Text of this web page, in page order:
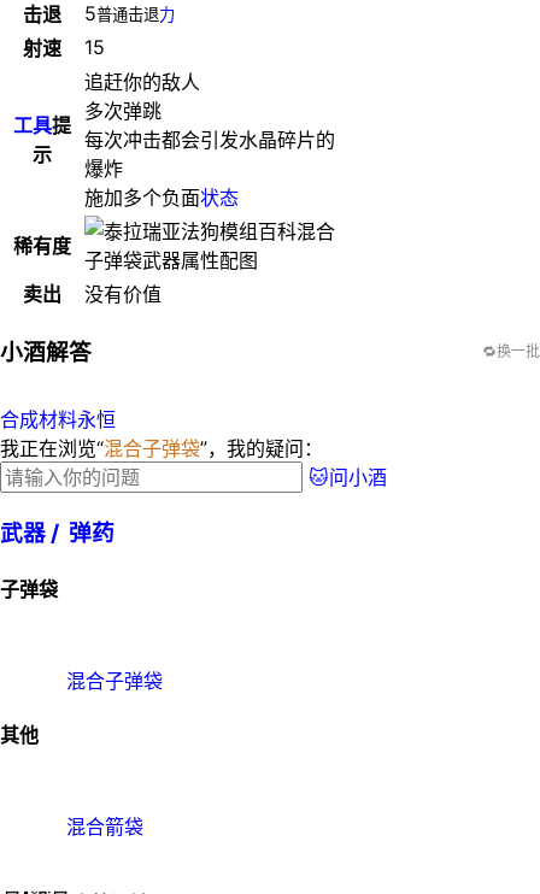
击退 5普通击退力
射速 15
工具提
示
追赶你的敌人
多次弹跳
每次冲击都会引发水晶碎片的
爆炸
施加多个负面状态
稀有度
卖出
没有价值
小酒解答 🔁换一批
合成材料永恒
我正在浏览“混合子弹袋”，我的疑问：
🐱问小酒
武器 / 弹药
子弹袋
混合子弹袋
其他
混合箭袋